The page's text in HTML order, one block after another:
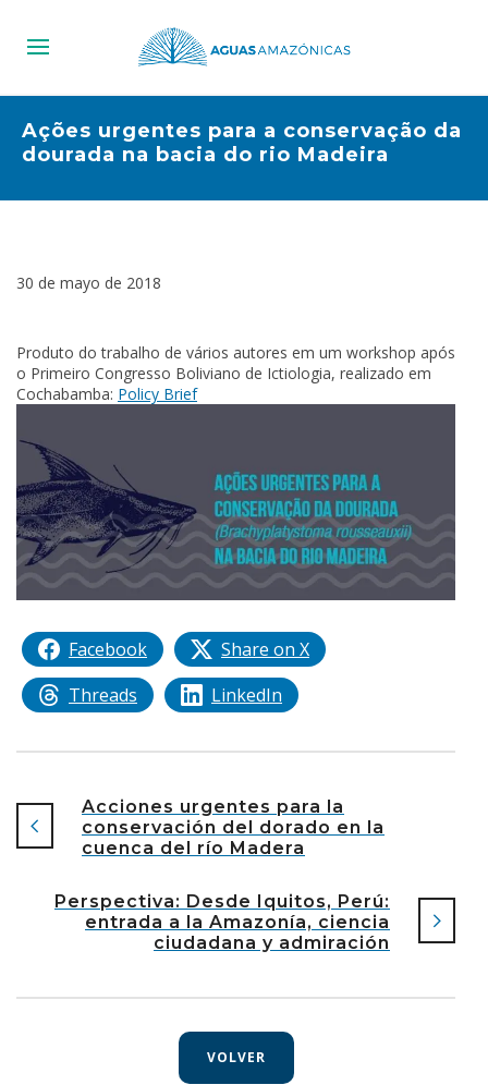
Ações urgentes para a conservação da
dourada na bacia do rio Madeira
30 de mayo de 2018
Produto do trabalho de vários autores em um workshop após
o Primeiro Congresso Boliviano de Ictiologia, realizado em
Cochabamba: Policy Brief
Facebook
Share on X
Threads
LinkedIn
Acciones urgentes para la
conservación del dorado en la
cuenca del río Madera
Perspectiva: Desde Iquitos, Perú:
entrada a la Amazonía, ciencia
ciudadana y admiración
VOLVER